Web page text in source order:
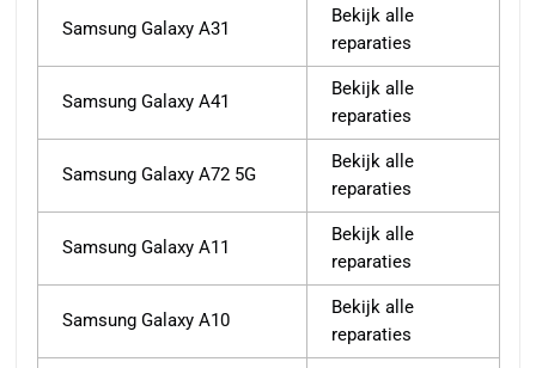
Samsung Galaxy A31
Bekijk alle
reparaties
Samsung Galaxy A41
Bekijk alle
reparaties
Samsung Galaxy A72 5G
Bekijk alle
reparaties
Samsung Galaxy A11
Bekijk alle
reparaties
Samsung Galaxy A10
Bekijk alle
reparaties